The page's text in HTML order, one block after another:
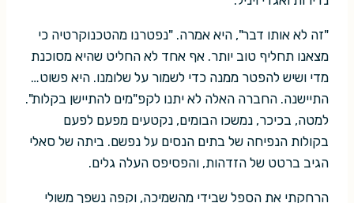
"זה לא אותו דבר", היא אמרה. "נפטרנו מהטכנוקרטיה כי
מצאנו תחליף טוב יותר. אף אחד לא החליט שהיא מסוכנת
מדי ושיש להפטר ממנה כדי לשמור על שלומנו. היא פשוט…
התיישנה. החברה האלה לא יתנו לקפ"מים להתיישן בקלות".
למטה, בכיכר, נמשכו הבומים, נקטעים מפעם לפעם
בקולות הנפיחה של בתים הנסים על נפשם. ביתה של סאלי
הגיב ברטט של הזדהות, והפסיפס העלה גלים.
הרחקתי את הספל שבידי מהשמיכה, וקפה נשפך משולי